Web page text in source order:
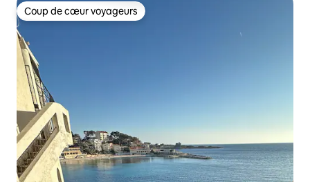
Coup de cœur voyageurs
Coup de cœur voyageurs